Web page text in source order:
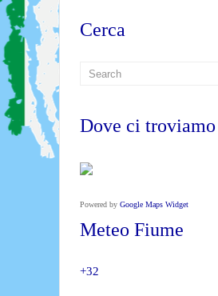
Cerca
Dove ci troviamo
Powered by Google Maps Widget
Meteo Fiume
+32